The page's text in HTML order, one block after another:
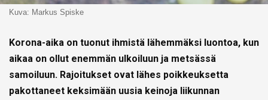
Kuva: Markus Spiske
Korona-aika on tuonut ihmistä lähemmäksi luontoa, kun
aikaa on ollut enemmän ulkoiluun ja metsässä
samoiluun. Rajoitukset ovat lähes poikkeuksetta
pakottaneet keksimään uusia keinoja liikunnan